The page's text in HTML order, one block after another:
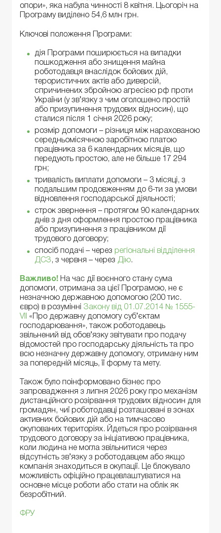
опори», яка набула чинності 8 квітня. Цьогоріч на
Програму виділено 54,6 млн грн.
Ключові положення Програми:
дія Програми поширюється на випадки
пошкодження або знищення майна
роботодавця внаслідок бойових дій,
терористичних актів або диверсій,
спричинених збройною агресією рф проти
України (у зв’язку з чим оголошено простій
або призупинення трудових відносин), що
сталися після 1 січня 2026 року;
розмір допомоги – різниця між нарахованою
середньомісячною заробітною платою
працівника за 6 календарних місяців, що
передують простою, але не більше 17 294
грн;
тривалість виплати допомоги – 3 місяці, з
подальшим продовженням до 6-ти за умови
відновлення господарської діяльності;
строк звернення – протягом 90 календарних
днів з дня оформлення простою працівника
або призупинення з працівником дії
трудового договору;
спосіб подачі – через регіональні відділення
ДСЗ , з червня – через Дію.
Важливо! На час дії воєнного стану сума
допомоги, отримана за цієї Програмою, не є
незначною державною допомогою (200 тис.
євро) в розумінні Закону від 01.07.2014 № 1555-
VII
«Про державну допомогу суб’єктам
господарювання», також роботодавець
звільнений від обов’язку звітувати про подачу
відомостей про господарську діяльність та про
всю незначну державну допомогу, отриману ним
за попередній місяць, її форму та мету.
Також було поінформовано бізнес про
запровадження з липня 2026 року про механізм
дистанційного розірвання трудових відносин для
громадян, чиї роботодавці розташовані в зонах
активних бойових дій або на тимчасово
окупованих територіях. Йдеться про розірвання
трудового договору за ініціативою працівника,
коли людина не могла звільнитися через
відсутність зв’язку з роботодавцем або якщо
компанія знаходиться в окупації. Це блокувало
можливість офіційно працевлаштуватися на
основне місце роботи або стати на облік як
безробітний.
ФРУ